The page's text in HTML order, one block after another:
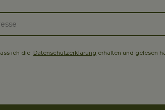
ich die Datenschutzerklärung erhalten und gelesen